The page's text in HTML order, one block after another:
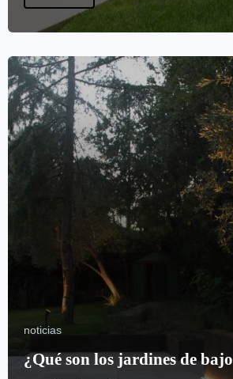
noticias
¿Qué son los jardines de bajo